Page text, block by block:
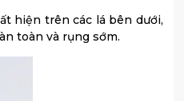
hiện trên các lá bên dưới,
toàn và rụng sớm.